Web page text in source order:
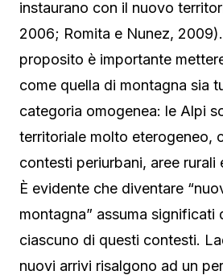
instaurano con il nuovo
2006; Romita e Nunez,
proposito è importante
come quella di montagna sia
categoria omogenea: le Alpi
territoriale molto eterogeneo,
contesti periurbani, aree rurali
È evidente che diventare
montagna” assuma significati
ciascuno di questi contesti.
nuovi arrivi risalgono ad un